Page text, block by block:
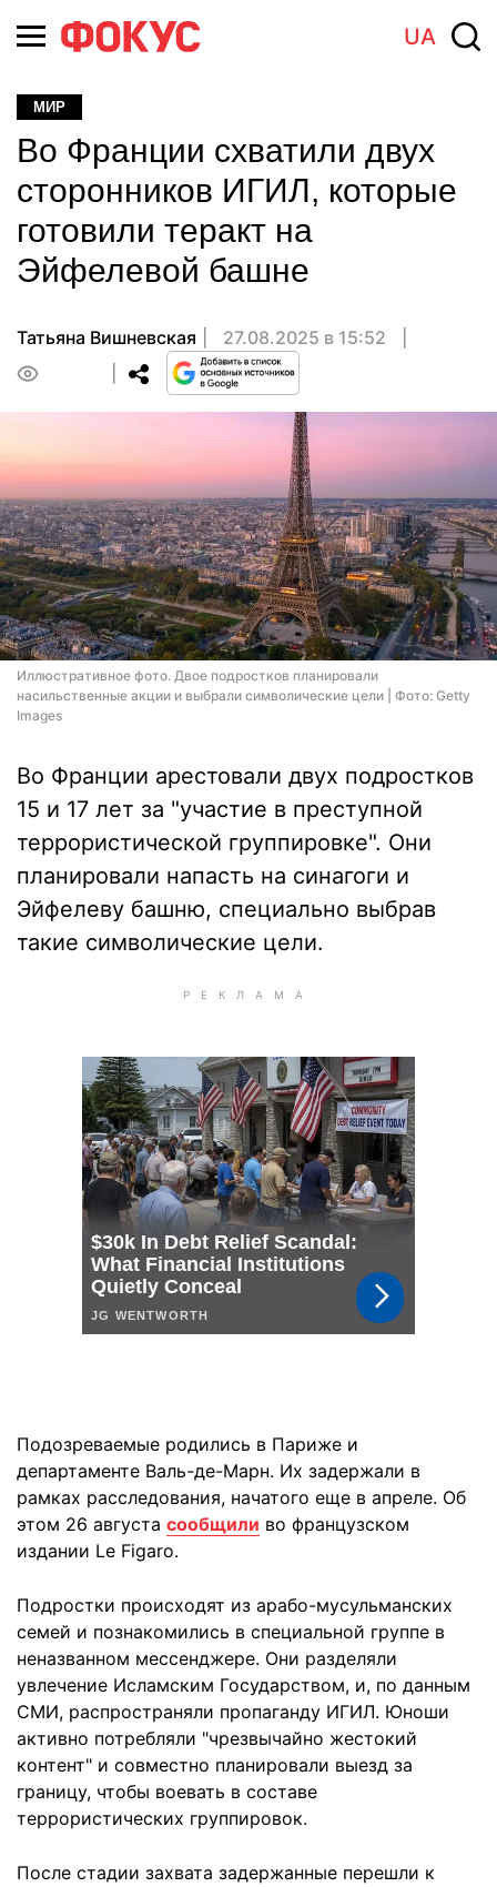
UA
МИР
Во Франции схватили двух
сторонников ИГИЛ, которые
готовили теракт на
Эйфелевой башне
Татьяна Вишневская
27.08.2025 в 15:52
Иллюстративное фото. Двое подростков планировали
насильственные акции и выбрали символические цели | Фото: Getty
Images
Во Франции арестовали двух подростков
15 и 17 лет за "участие в преступной
террористической группировке". Они
планировали напасть на синагоги и
Эйфелеву башню, специально выбрав
такие символические цели.
Подозреваемые родились в Париже и
департаменте Валь-де-Марн. Их задержали в
рамках расследования, начатого еще в апреле. Об
этом 26 августа сообщили во французском
издании Le Figaro.
Подростки происходят из арабо-мусульманских
семей и познакомились в специальной группе в
неназванном мессенджере. Они разделяли
увлечение Исламским Государством, и, по данным
СМИ, распространяли пропаганду ИГИЛ. Юноши
активно потребляли "чрезвычайно жестокий
контент" и совместно планировали выезд за
границу, чтобы воевать в составе
террористических группировок.
После стадии захвата задержанные перешли к